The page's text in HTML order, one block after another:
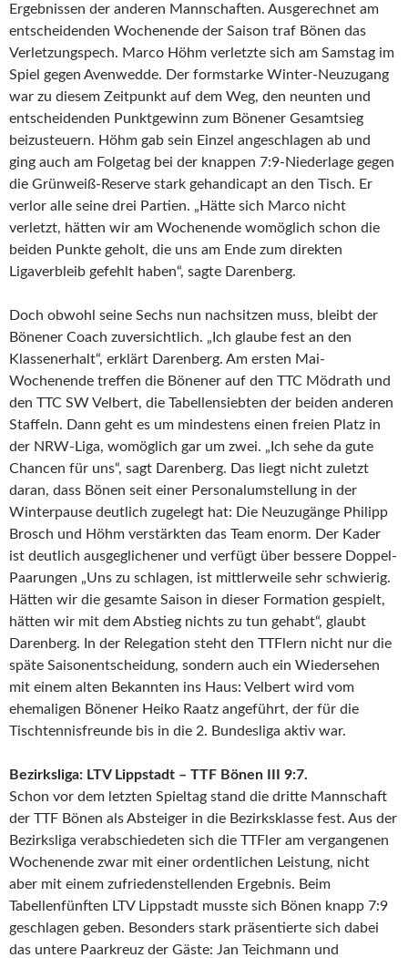
Ergebnissen der anderen Mannschaften. Ausgerechnet am
entscheidenden Wochenende der Saison traf Bönen das
Verletzungspech. Marco Höhm verletzte sich am Samstag im
Spiel gegen Avenwedde. Der formstarke Winter-Neuzugang
war zu diesem Zeitpunkt auf dem Weg, den neunten und
entscheidenden Punktgewinn zum Bönener Gesamtsieg
beizusteuern. Höhm gab sein Einzel angeschlagen ab und
ging auch am Folgetag bei der knappen 7:9-Niederlage gegen
die Grünweiß-Reserve stark gehandicapt an den Tisch. Er
verlor alle seine drei Partien. „Hätte sich Marco nicht
verletzt, hätten wir am Wochenende womöglich schon die
beiden Punkte geholt, die uns am Ende zum direkten
Ligaverbleib gefehlt haben“, sagte Darenberg.
Doch obwohl seine Sechs nun nachsitzen muss, bleibt der
Bönener Coach zuversichtlich. „Ich glaube fest an den
Klassenerhalt“, erklärt Darenberg. Am ersten Mai-
Wochenende treffen die Bönener auf den TTC Mödrath und
den TTC SW Velbert, die Tabellensiebten der beiden anderen
Staffeln. Dann geht es um mindestens einen freien Platz in
der NRW-Liga, womöglich gar um zwei. „Ich sehe da gute
Chancen für uns“, sagt Darenberg. Das liegt nicht zuletzt
daran, dass Bönen seit einer Personalumstellung in der
Winterpause deutlich zugelegt hat: Die Neuzugänge Philipp
Brosch und Höhm verstärkten das Team enorm. Der Kader
ist deutlich ausgeglichener und verfügt über bessere Doppel-
Paarungen „Uns zu schlagen, ist mittlerweile sehr schwierig.
Hätten wir die gesamte Saison in dieser Formation gespielt,
hätten wir mit dem Abstieg nichts zu tun gehabt“, glaubt
Darenberg. In der Relegation steht den TTFlern nicht nur die
späte Saisonentscheidung, sondern auch ein Wiedersehen
mit einem alten Bekannten ins Haus: Velbert wird vom
ehemaligen Bönener Heiko Raatz angeführt, der für die
Tischtennisfreunde bis in die 2. Bundesliga aktiv war.
Bezirksliga: LTV Lippstadt – TTF Bönen III 9:7.
Schon vor dem letzten Spieltag stand die dritte Mannschaft
der TTF Bönen als Absteiger in die Bezirksklasse fest. Aus der
Bezirksliga verabschiedeten sich die TTFler am vergangenen
Wochenende zwar mit einer ordentlichen Leistung, nicht
aber mit einem zufriedenstellenden Ergebnis. Beim
Tabellenfünften LTV Lippstadt musste sich Bönen knapp 7:9
geschlagen geben. Besonders stark präsentierte sich dabei
das untere Paarkreuz der Gäste: Jan Teichmann und